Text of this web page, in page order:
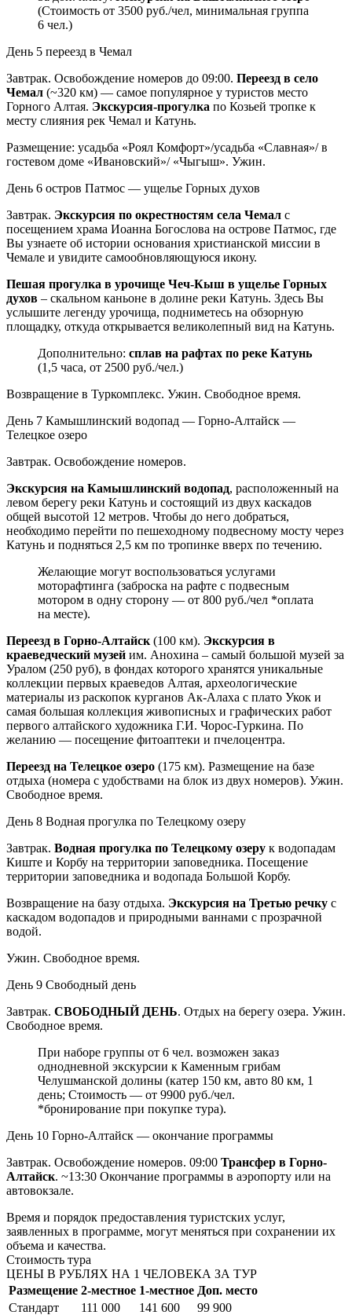
(Стоимость от 3500 руб./чел, минимальная группа
6 чел.)
День 5 переезд в Чемал
Завтрак. Освобождение номеров до 09:00. Переезд в село
Чемал (~320 км) — самое популярное у туристов место
Горного Алтая. Экскурсия-прогулка по Козьей тропке к
месту слияния рек Чемал и Катунь.
Размещение: усадьба «Роял Комфорт»/усадьба «Славная»/ в
гостевом доме «Ивановский»/ «Чыгыш». Ужин.
День 6 остров Патмос — ущелье Горных духов
Завтрак. Экскурсия по окрестностям села Чемал с
посещением храма Иоанна Богослова на острове Патмос, где
Вы узнаете об истории основания христианской миссии в
Чемале и увидите самообновляющуюся икону.
Пешая прогулка в урочище Чеч-Кыш в ущелье Горных
духов – скальном каньоне в долине реки Катунь. Здесь Вы
услышите легенду урочища, подниметесь на обзорную
площадку, откуда открывается великолепный вид на Катунь.
Дополнительно: сплав на рафтах по реке Катунь
(1,5 часа, от 2500 руб./чел.)
Возвращение в Туркомплекс. Ужин. Свободное время.
День 7 Камышлинский водопад — Горно-Алтайск —
Телецкое озеро
Завтрак. Освобождение номеров.
Экскурсия на Камышлинский водопад, расположенный на
левом берегу реки Катунь и состоящий из двух каскадов
общей высотой 12 метров. Чтобы до него добраться,
необходимо перейти по пешеходному подвесному мосту через
Катунь и подняться 2,5 км по тропинке вверх по течению.
Желающие могут воспользоваться услугами
моторафтинга (заброска на рафте с подвесным
мотором в одну сторону — от 800 руб./чел *оплата
на месте).
Переезд в Горно-Алтайск (100 км). Экскурсия в
краеведческий музей им. Анохина – самый большой музей за
Уралом (250 руб), в фондах которого хранятся уникальные
коллекции первых краеведов Алтая, археологические
материалы из раскопок курганов Ак-Алаха с плато Укок и
самая большая коллекция живописных и графических работ
первого алтайского художника Г.И. Чорос-Гуркина. По
желанию — посещение фитоаптеки и пчелоцентра.
Переезд на Телецкое озеро (175 км). Размещение на базе
отдыха (номера с удобствами на блок из двух номеров). Ужин.
Свободное время.
День 8 Водная прогулка по Телецкому озеру
Завтрак. Водная прогулка по Телецкому озеру к водопадам
Киште и Корбу на территории заповедника. Посещение
территории заповедника и водопада Большой Корбу.
Возвращение на базу отдыха. Экскурсия на Третью речку с
каскадом водопадов и природными ваннами с прозрачной
водой.
Ужин. Свободное время.
День 9 Свободный день
Завтрак. СВОБОДНЫЙ ДЕНЬ. Отдых на берегу озера. Ужин.
Свободное время.
При наборе группы от 6 чел. возможен заказ
однодневной экскурсии к Каменным грибам
Челушманской долины (катер 150 км, авто 80 км, 1
день; Стоимость — от 9900 руб./чел.
*бронирование при покупке тура).
День 10 Горно-Алтайск — окончание программы
Завтрак. Освобождение номеров. 09:00 Трансфер в Горно-
Алтайск. ~13:30 Окончание программы в аэропорту или на
автовокзале.
Время и порядок предоставления туристских услуг,
заявленных в программе, могут меняться при сохранении их
объема и качества.
Стоимость тура
ЦЕНЫ В РУБЛЯХ НА 1 ЧЕЛОВЕКА ЗА ТУР
Размещение 2-местное 1-местное Доп. место
Стандарт
111 000 141 600 99 900